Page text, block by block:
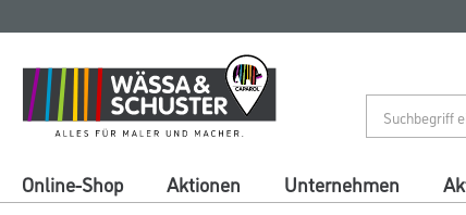
springen
springen
Online-Shop Aktionen Unternehmen